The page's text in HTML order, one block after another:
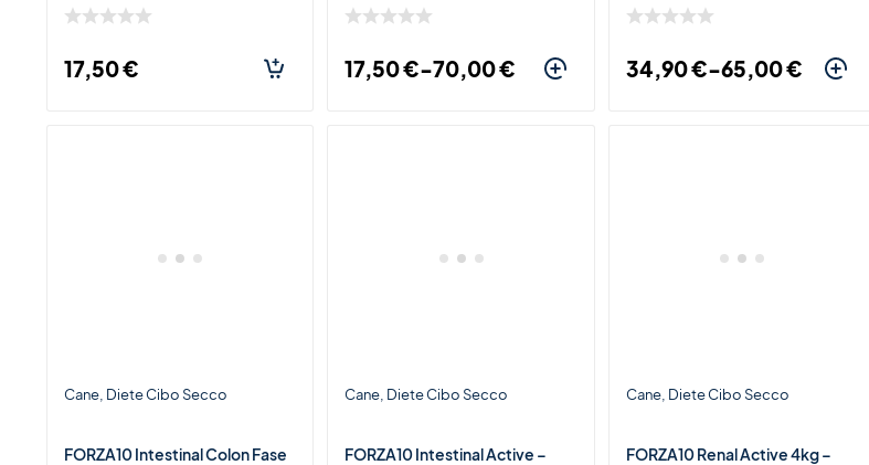
Dietetico per Cani di Piccola
17,50€
per Cani con Dermatiti e
17,50€-70,00€
per Cani con Intolleranze
34,90€-65,00€
Cane Diete Cibo Secco
FORZA10 Intestinal Colon Fase
Cane Diete Cibo Secco
FORZA10 Intestinal Active –
Cane Diete Cibo Secco
FORZA10 Renal Active 4kg –